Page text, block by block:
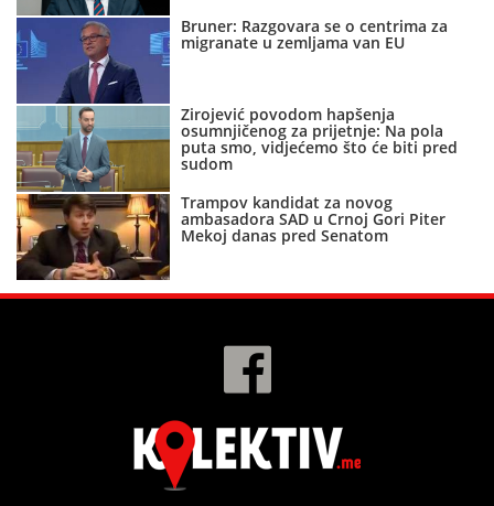
Bruner: Razgovara se o centrima za
migranate u zemljama van EU
Zirojević povodom hapšenja
osumnjičenog za prijetnje: Na pola
puta smo, vidjećemo što će biti pred
sudom
Trampov kandidat za novog
ambasadora SAD u Crnoj Gori Piter
Mekoj danas pred Senatom